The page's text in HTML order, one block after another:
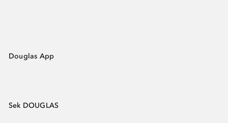
Douglas App
Sek DOUGLAS